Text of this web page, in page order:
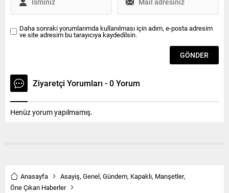
Daha sonraki yorumlarımda kullanılması için adım, e-posta adresim
ve site adresim bu tarayıcıya kaydedilsin.
Ziyaretçi Yorumları - 0 Yorum
Henüz yorum yapılmamış.
Anasayfa Asayiş, Genel, Gündem, Kapaklı, Manşetler,
Öne Çıkan Haberler